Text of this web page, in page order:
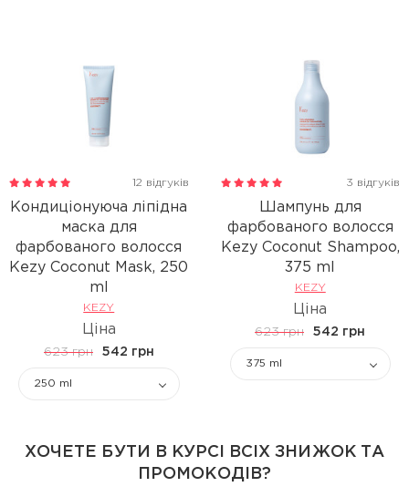
12 відгуків
Кондиціонуюча ліпідна
маска для
фарбованого волосся
Kezy Coconut Mask, 250
ml
KEZY
Ціна
623 грн 542 грн
250 ml
3 відгуків
Шампунь для
фарбованого волосся
Kezy Coconut Shampoo,
375 ml
KEZY
Ціна
623 грн 542 грн
375 ml
ХОЧЕТЕ БУТИ В КУРСІ ВСІХ ЗНИЖОК ТА
ПРОМОКОДІВ?